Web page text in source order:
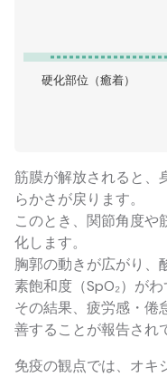
硬化部位（癒着）
筋膜が解放されると、
らかさが戻ります。
このとき、関節角度や
化します。
胸郭の動きが広がり、
素飽和度（SpO₂）がわ
その結果、疲労感・倦
善することが報告され
免疫の観点では、オキ